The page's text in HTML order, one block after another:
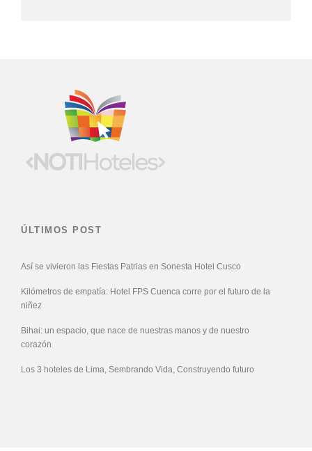
ÚLTIMOS POST
Así se vivieron las Fiestas Patrias en Sonesta Hotel Cusco
Kilómetros de empatía: Hotel FPS Cuenca corre por el futuro de la
niñez
Bihai: un espacio, que nace de nuestras manos y de nuestro
corazón
Los 3 hoteles de Lima, Sembrando Vida, Construyendo futuro